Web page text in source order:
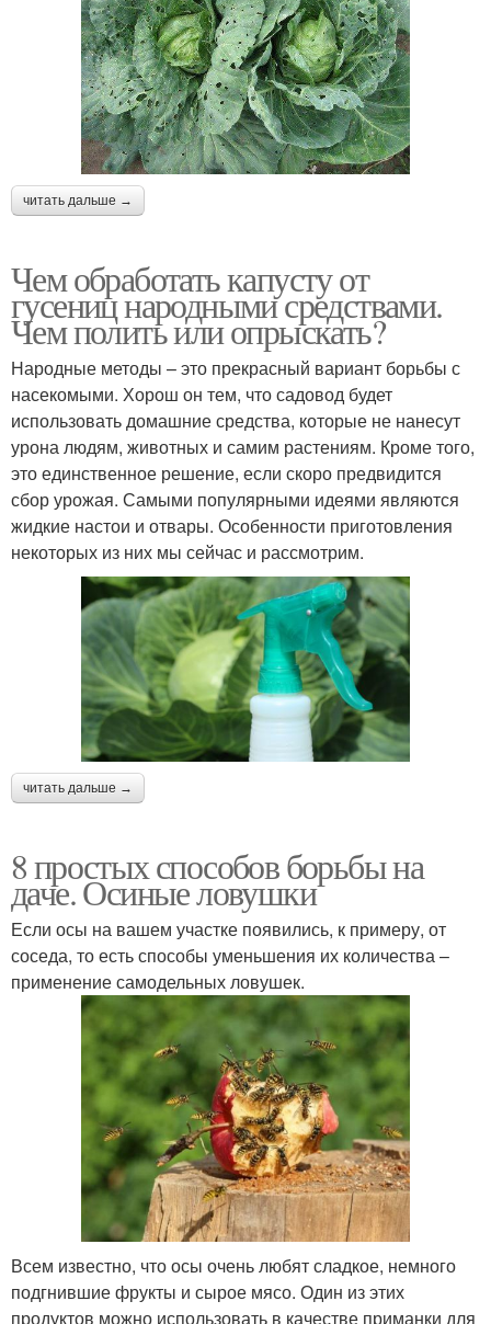
читать дальше →
Чем обработать капусту от
гусениц народными средствами.
Чем полить или опрыскать?
Народные методы – это прекрасный вариант борьбы с
насекомыми. Хорош он тем, что садовод будет
использовать домашние средства, которые не нанесут
урона людям, животных и самим растениям. Кроме того,
это единственное решение, если скоро предвидится
сбор урожая. Самыми популярными идеями являются
жидкие настои и отвары. Особенности приготовления
некоторых из них мы сейчас и рассмотрим.
читать дальше →
8 простых способов борьбы на
даче. Осиные ловушки
Если осы на вашем участке появились, к примеру, от
соседа, то есть способы уменьшения их количества –
применение самодельных ловушек.
Всем известно, что осы очень любят сладкое, немного
подгнившие фрукты и сырое мясо. Один из этих
продуктов можно использовать в качестве приманки для